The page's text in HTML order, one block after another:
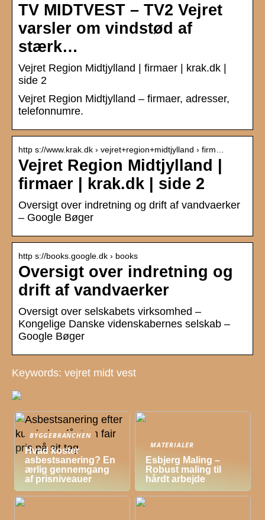
TV MIDTVEST – TV2 Vejret
varsler om vindstød af
stærk…
Vejret Region Midtjylland | firmaer | krak.dk |
side 2
Vejret Region Midtjylland – firmaer, adresser,
telefonnumre.
http s://www.krak.dk › vejret+region+midtjylland › firm…
Vejret Region Midtjylland |
firmaer | krak.dk | side 2
Oversigt over indretning og drift af vandvaerker
– Google Bøger
http s://books.google.dk › books
Oversigt over indretning og
drift af vandvaerker
Oversigt over selskabets virksomhed –
Kongelige Danske videnskabernes selskab –
Google Bøger
Keywords: vejret midt vest
BYGGEBRANCHEN
Hvad koster
asbestsanering? En
ærlig gennemgang
af prisniveauer
MATERIALER
Esbjerg Maling –
Robust maling til
hårdt arbejde